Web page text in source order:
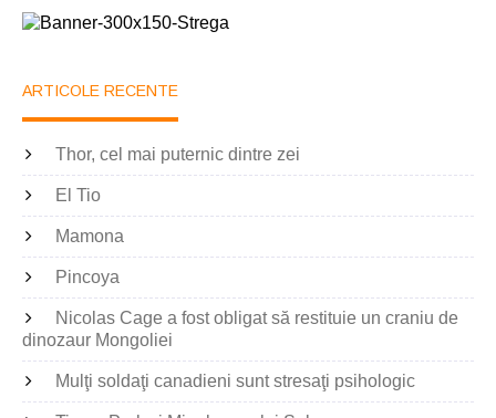
ARTICOLE RECENTE
Thor, cel mai puternic dintre zei
El Tio
Mamona
Pincoya
Nicolas Cage a fost obligat să restituie un craniu de
dinozaur Mongoliei
Mulţi soldaţi canadieni sunt stresaţi psihologic